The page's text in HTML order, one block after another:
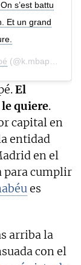
s’est battu
Et un grand
(@k.mbappe) el
El
quiere.
capital en
entidad
en el
para cumplir
es
arriba la
con el